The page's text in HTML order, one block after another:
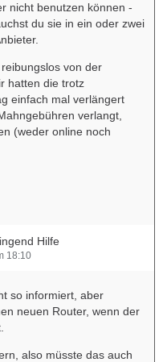
nicht benutzen können -
du sie in ein oder zwei
von der
hatten die trotz
einfach mal verlängert
verlangt,
(weder online noch
Hilfe
18:10
so informiert, aber
neuen Router, wenn der
also müsste das auch